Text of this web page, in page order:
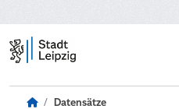
Datensätze